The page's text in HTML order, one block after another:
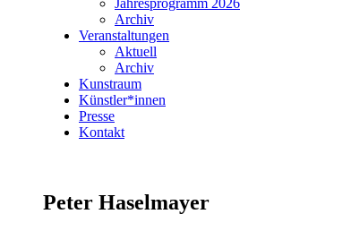
Jahresprogramm 2026
Archiv
Veranstaltungen
Aktuell
Archiv
Kunstraum
Künstler*innen
Presse
Kontakt
Peter Haselmayer